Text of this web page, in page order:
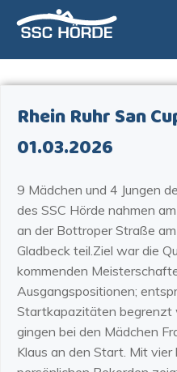
Rhein Ruhr San
01.03.2026
9 Mädchen und 4 Jungen
des SSC Hörde nahmen
an der Bottroper Straße
Gladbeck teil.Ziel war die
kommenden
Ausgangspositionen;
Startkapazitäten begrenzt
gingen bei den Mädchen
Klaus an den Start. Mit